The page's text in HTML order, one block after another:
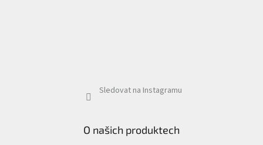
Sledovat na Instagramu
O našich produktech